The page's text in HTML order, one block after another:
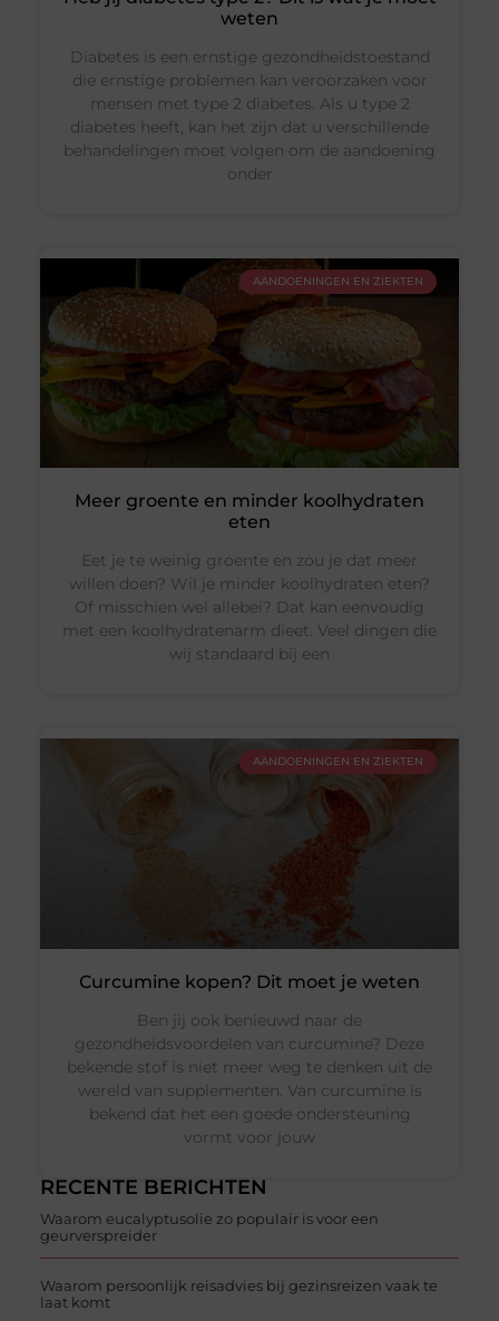
RECENTE BERICHTEN
Waarom eucalyptusolie zo populair is voor een
geurverspreider
Waarom persoonlijk reisadvies bij gezinsreizen vaak te
laat komt
weten
Diabetes is een ernstige gezondheidstoestand
die ernstige problemen kan veroorzaken voor
mensen met type 2 diabetes. Als u type 2
diabetes heeft, kan het zijn dat u verschillende
behandelingen moet volgen om de aandoening
onder
AANDOENINGEN EN ZIEKTEN
Meer groente en minder koolhydraten
eten
Eet je te weinig groente en zou je dat meer
willen doen? Wil je minder koolhydraten eten?
Of misschien wel allebei? Dat kan eenvoudig
met een koolhydratenarm dieet. Veel dingen die
wij standaard bij een
AANDOENINGEN EN ZIEKTEN
Curcumine kopen? Dit moet je weten
Ben jij ook benieuwd naar de
gezondheidsvoordelen van curcumine? Deze
bekende stof is niet meer weg te denken uit de
wereld van supplementen. Van curcumine is
bekend dat het een goede ondersteuning
vormt voor jouw